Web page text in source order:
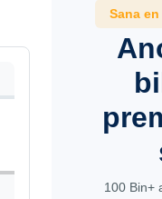
Sana
100 Bin+